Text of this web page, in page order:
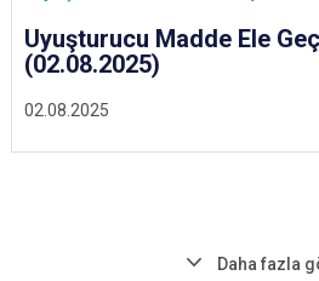
02.08.2025
Uyuşturucu Madde Ele
(02.08.2025)
Daha fazla